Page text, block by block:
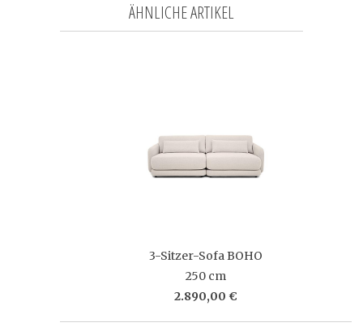
ÄHNLICHE ARTIKEL
3-Sitzer-Sofa BOHO
250 cm
2.890,00 €